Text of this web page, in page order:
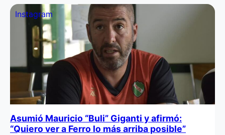
Instagram
Asumió Mauricio “Buli” Giganti y afirmó:
“Quiero ver a Ferro lo más arriba posible”